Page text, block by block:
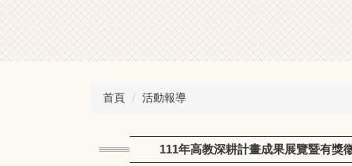
首頁 活動報導
111年高教深耕計畫成果展覽暨有獎